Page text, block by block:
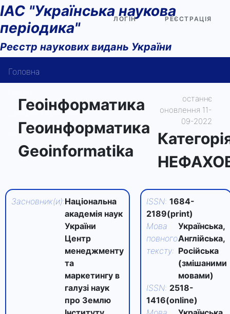
ІАС "Українська наукова
періодика"
Реєстр наукових видань України
ЛОГІН РЕЄСТРАЦІЯ
Головна
Довідка користувача
Контакти
Геоінформатика
Геоинформатика
Geoinformatika
останнє
оновлення 11-
09-2022
Засновник(и):Національна
академія наук
України
Центр
менеджменту
та
маркетингу в
галузі наук
про Землю
ISSN: 1684-
2189(print)
Мова
повного
тексту:
Українська,
Англійська,
Російська
(змішаними
мовами)
ISSN: 2518-
1416(online)